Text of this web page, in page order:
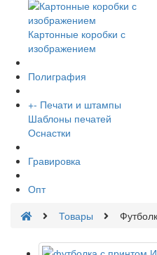
Картонные коробки с
изображением
Полиграфия
+- Печати и штампы
Шаблоны печатей
Оснастки
Гравировка
Опт
Товары